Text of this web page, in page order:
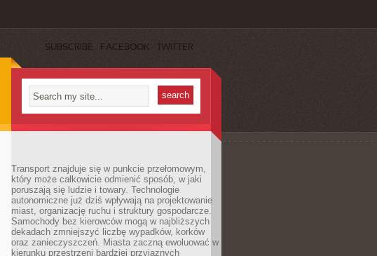
SUBSCRIBE FACEBOOK TWITTER
Transport znajduje się w punkcie przełomowym,
który może całkowicie odmienić sposób, w jaki
poruszają się ludzie i towary. Technologie
autonomiczne już dziś wpływają na projektowanie
miast, organizację ruchu i struktury gospodarcze.
Samochody bez kierowców mogą w najbliższych
dekadach zmniejszyć liczbę wypadków, korków
oraz zanieczyszczeń. Miasta zaczną ewoluować w
kierunku przestrzeni bardziej przyjaznych